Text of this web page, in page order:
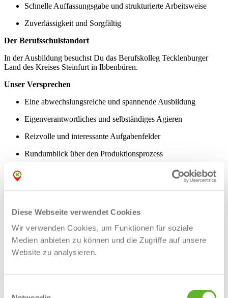
Diese Webseite verwendet Cookies
Wir verwenden Cookies, um Funktionen für soziale
Medien anbieten zu können und die Zugriffe auf unsere
Website zu analysieren.
Schnelle Auffassungsgabe und strukturierte Arbeitsweise
Zuverlässigkeit und Sorgfältig
Der Berufsschulstandort
In der Ausbildung besuchst Du das Berufskolleg Tecklenburger
Land des Kreises Steinfurt in Ibbenbüren.
Unser Versprechen
Eine abwechslungsreiche und spannende Ausbildung
Eigenverantwortliches und selbständiges Agieren
Reizvolle und interessante Aufgabenfelder
Rundumblick über den Produktionsprozess
Geprüfter Industriemeister (m/w/d) Fachrichtung
Instandhaltung
Staatlich geprüfter Techniker (m/w/d) Maschinenbautechnik
von Bischof+Klein fest verankert. Wir wertschätzen Vielfalt und